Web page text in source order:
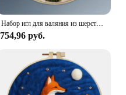
Набор игл для валяния из шерсти PhotoCustom с рамкой 20x20 см для начинающих, изготовление цветов, сделай сам, ручная работа, подарок для украшения дома
754,96 руб.